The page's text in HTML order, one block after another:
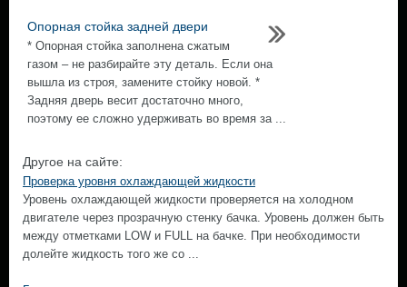
Опорная стойка задней двери
* Опорная стойка заполнена сжатым
газом – не разбирайте эту деталь. Если она
вышла из строя, замените стойку новой. *
Задняя дверь весит достаточно много,
поэтому ее сложно удерживать во время за ...
Другое на сайте:
Проверка уровня охлаждающей жидкости
Уровень охлаждающей жидкости проверяется на холодном
двигателе через прозрачную стенку бачка. Уровень должен быть
между отметками LOW и FULL на бачке. При необходимости
долейте жидкость того же со ...